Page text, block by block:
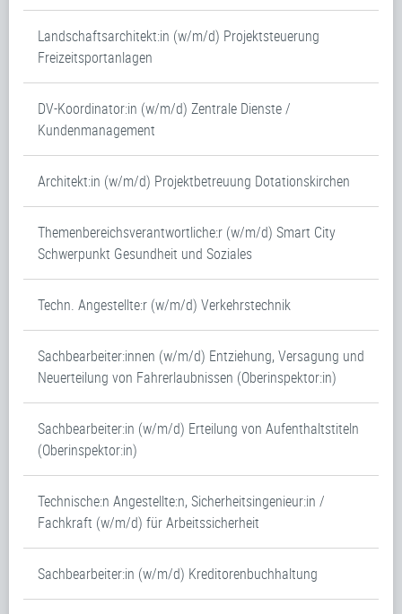
Landschaftsarchitekt:in (w/m/d) Projektsteuerung
Freizeitsportanlagen
DV-Koordinator:in (w/m/d) Zentrale Dienste /
Kundenmanagement
Architekt:in (w/m/d) Projektbetreuung Dotationskirchen
Themenbereichsverantwortliche:r (w/m/d) Smart City
Schwerpunkt Gesundheit und Soziales
Techn. Angestellte:r (w/m/d) Verkehrstechnik
Sachbearbeiter:innen (w/m/d) Entziehung, Versagung und
Neuerteilung von Fahrerlaubnissen (Oberinspektor:in)
Sachbearbeiter:in (w/m/d) Erteilung von Aufenthaltstiteln
(Oberinspektor:in)
Technische:n Angestellte:n, Sicherheitsingenieur:in /
Fachkraft (w/m/d) für Arbeitssicherheit
Sachbearbeiter:in (w/m/d) Kreditorenbuchhaltung